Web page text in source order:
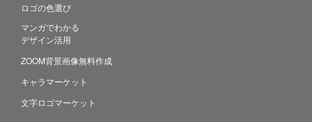
ロゴの色選び
マンガでわかる
デザイン活用
ZOOM背景画像無料作成
キャラマーケット
文字ロゴマーケット